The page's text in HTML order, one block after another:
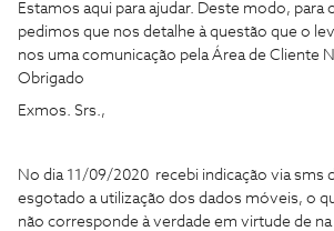
Estamos aqui para ajudar. Deste modo, para
pedimos que nos detalhe à questão que o
nos uma comunicação pela Área de Cliente
Obrigado
Exmos. Srs.,
No dia 11/09/2020 recebi indicação via sms
esgotado a utilização dos dados móveis, o
não corresponde à verdade em virtude de